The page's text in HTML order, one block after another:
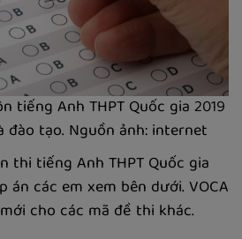
tiếng Anh THPT Quốc gia 2019
đào tạo. Nguồn ảnh: internet
thi tiếng Anh THPT Quốc gia
án các em xem bên dưới. VOCA
cho các mã đề thi khác.